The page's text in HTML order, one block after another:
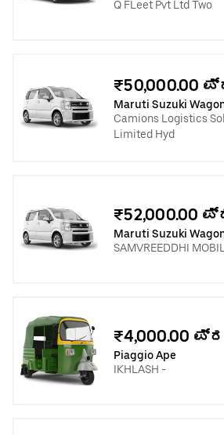
Q FLeet Pvt Ltd Two
₹50,000.00
Maruti Suzuki
Camions Logistics
Limited Hyd
₹52,000.00
Maruti Suzuki
SAMVREEDDHI
₹4,000.00
Piaggio Ape
IKHLASH -